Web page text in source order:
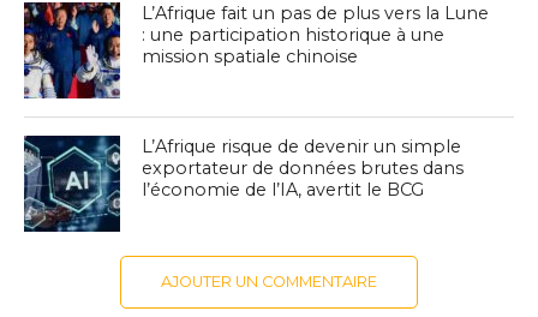
L’Afrique fait un pas de plus vers la Lune
: une participation historique à une
mission spatiale chinoise
L’Afrique risque de devenir un simple
exportateur de données brutes dans
l’économie de l’IA, avertit le BCG
AJOUTER UN COMMENTAIRE